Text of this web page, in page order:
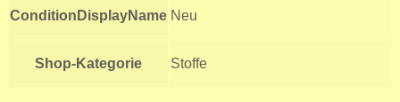
ConditionDisplayName Neu
Shop-Kategorie Stoffe